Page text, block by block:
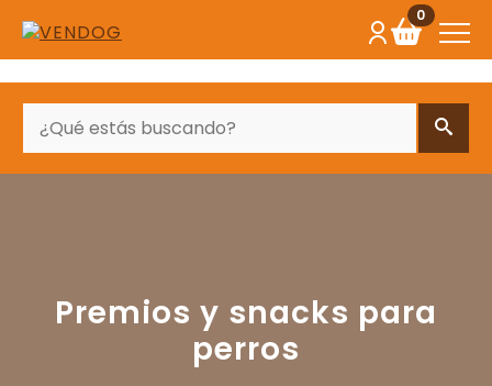
0
Premios y snacks para
perros